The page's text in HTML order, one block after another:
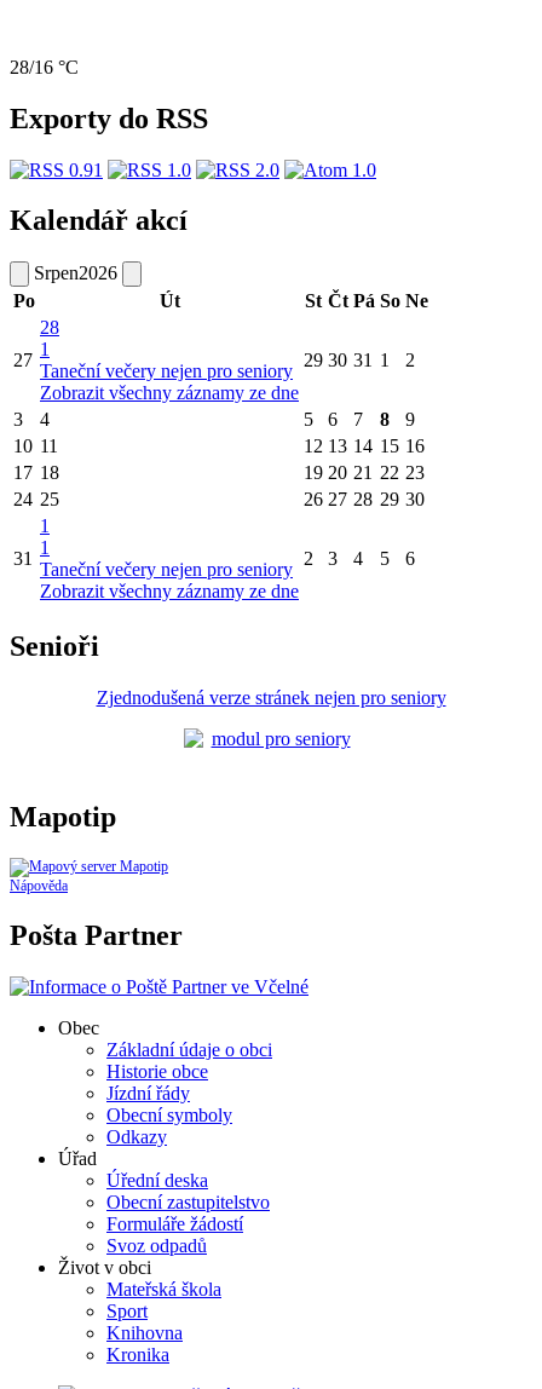
28/16 °C
Exporty do RSS
Kalendář akcí
Srpen2026
Po
Út St Čt Pá So Ne
27
28
1
Taneční večery nejen pro seniory
Zobrazit všechny záznamy ze dne
29 30 31 1 2
3 4 5 6 7 8
9
10 11 12 13 14 15 16
17 18 19 20 21 22 23
24 25 26 27 28 29 30
31
1
1
Taneční večery nejen pro seniory
Zobrazit všechny záznamy ze dne
2 3 4 5 6
Senioři
Zjednodušená verze stránek nejen pro seniory
Mapotip
Nápověda
Pošta Partner
Obec
Základní údaje o obci
Historie obce
Jízdní řády
Obecní symboly
Odkazy
Úřad
Úřední deska
Obecní zastupitelstvo
Formuláře žádostí
Svoz odpadů
Život v obci
Mateřská škola
Sport
Knihovna
Kronika